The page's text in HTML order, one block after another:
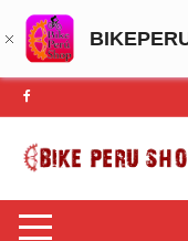
Saltar
al
contenido